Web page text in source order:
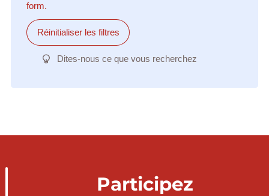
form.
Réinitialiser les filtres
Dites-nous ce que vous recherchez
Participez